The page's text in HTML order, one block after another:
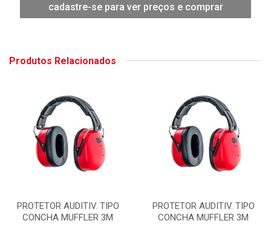
cadastre-se para ver preços e comprar
Produtos Relacionados
PROTETOR AUDITIV. TIPO
CONCHA MUFFLER 3M
PROTETOR AUDITIV. TIPO
CONCHA MUFFLER 3M